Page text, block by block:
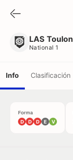
LAS Toulon
National 1
Info Clasificación
Forma
D D D E V